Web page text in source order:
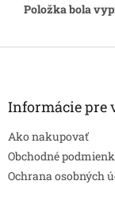
Položka bola
Z
Informácie pre
Ako nakupovať
Obchodné
Ochrana osobných